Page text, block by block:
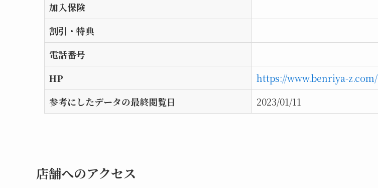
加入保険
割引・特典
電話番号
HP
https://www.benriya-z.com/
参考にしたデータの最終閲覧日
2023/01/11
店舗へのアクセス